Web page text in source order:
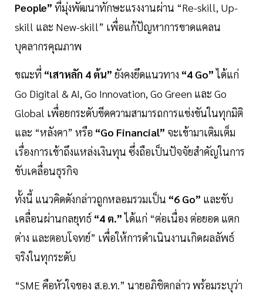
People” ที่มุ่งพัฒนาทักษะแรงงานผ่าน “Re-skill, Up-
skill และ New-skill” เพื่อแก้ปัญหาการขาดแคลน
บุคลากรคุณภาพ
ขณะที่ “เสาหลัก 4 ต้น” ยังคงยึดแนวทาง “4 Go”ได้แก่
Go Digital & AI, Go Innovation, Go Green และ Go
Global เพื่อยกระดับขีดความสามารถการแข่งขันในทุกมิติ
และ “หลังคา” หรือ “Go Financial” จะเข้ามาเติมเต็ม
เรื่องการเข้าถึงแหล่งเงินทุน ซึ่งถือเป็นปัจจัยสำคัญในการ
ขับเคลื่อนธุรกิจ
ทั้งนี้ แนวคิดดังกล่าวถูกหลอมรวมเป็น “6 Go” และขับ
เคลื่อนผ่านกลยุทธ์ “4 ต.”ได้แก่ “ต่อเนื่อง ต่อยอด แตก
ต่าง และตอบโจทย์” เพื่อให้การดำเนินงานเกิดผลลัพธ์
จริงในทุกระดับ
“SME คือหัวใจของ ส.อ.ท.” นายอภิชิตกล่าว พร้อมระบุว่า